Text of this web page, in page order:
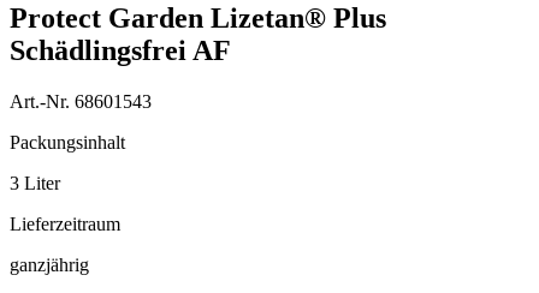
Protect Garden Lizetan® Plus
Schädlingsfrei AF
Art.-Nr. 68601543
Packungsinhalt
3 Liter
Lieferzeitraum
ganzjährig